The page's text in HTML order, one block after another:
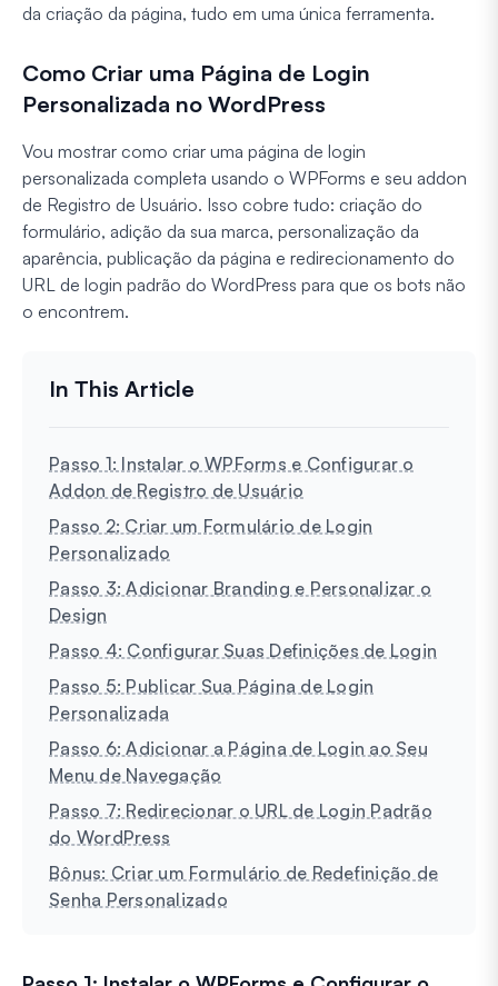
da criação da página, tudo em uma única ferramenta.
Como Criar uma Página de Login
Personalizada no WordPress
Vou mostrar como criar uma página de login
personalizada completa usando o WPForms e seu addon
de Registro de Usuário. Isso cobre tudo: criação do
formulário, adição da sua marca, personalização da
aparência, publicação da página e redirecionamento do
URL de login padrão do WordPress para que os bots não
o encontrem.
Passo 1: Instalar o WPForms e Configurar o
Addon de Registro de Usuário
Passo 2: Criar um Formulário de Login
Personalizado
Passo 3: Adicionar Branding e Personalizar o
Design
Passo 4: Configurar Suas Definições de Login
Passo 5: Publicar Sua Página de Login
Personalizada
Passo 6: Adicionar a Página de Login ao Seu
Menu de Navegação
Passo 7: Redirecionar o URL de Login Padrão
do WordPress
Bônus: Criar um Formulário de Redefinição de
Senha Personalizado